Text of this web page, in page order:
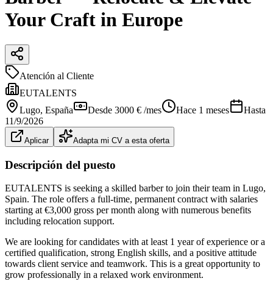
Your Craft in Europe
Atención al Cliente
EUTALENTS
Lugo, España Desde 3000 € /mes Hace 1 meses
Hasta
11/9/2026
Aplicar Adapta mi CV a esta oferta
Descripción del puesto
EUTALENTS is seeking a skilled barber to join their team in Lugo,
Spain. The role offers a full-time, permanent contract with salaries
starting at €3,000 gross per month along with numerous benefits
including relocation support.
We are looking for candidates with at least 1 year of experience or a
certified qualification, strong English skills, and a positive attitude
towards client service and teamwork. This is a great opportunity to
grow professionally in a relaxed work environment.